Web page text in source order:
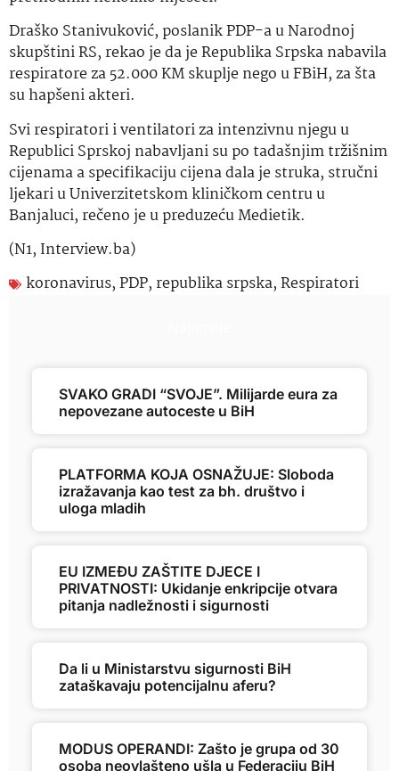
Draško Stanivuković, poslanik PDP-a u Narodnoj
skupštini RS, rekao je da je Republika Srpska nabavila
respiratore za 52.000 KM skuplje nego u FBiH, za šta
su hapšeni akteri.
Svi respiratori i ventilatori za intenzivnu njegu u
Republici Sprskoj nabavljani su po tadašnjim tržišnim
cijenama a specifikaciju cijena dala je struka, stručni
ljekari u Univerzitetskom kliničkom centru u
Banjaluci, rečeno je u preduzeću Medietik.
(N1, Interview.ba)
koronavirus,PDP, republika srpska,Respiratori
SVAKO GRADI “SVOJE”. Milijarde eura za
nepovezane autoceste u BiH
PLATFORMA KOJA OSNAŽUJE: Sloboda
izražavanja kao test za bh. društvo i
uloga mladih
EU IZMEĐU ZAŠTITE DJECE I
PRIVATNOSTI: Ukidanje enkripcije otvara
pitanja nadležnosti i sigurnosti
Da li u Ministarstvu sigurnosti BiH
zataškavaju potencijalnu aferu?
MODUS OPERANDI: Zašto je grupa od 30
osoba neovlašteno ušla u Federaciju BiH